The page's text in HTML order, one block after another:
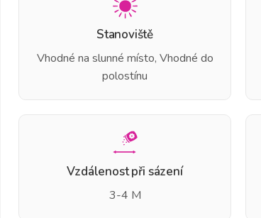
Stanoviště
Vhodné na slunné místo, Vhodné do
polostínu
Vzdálenost při sázení
3-4 M